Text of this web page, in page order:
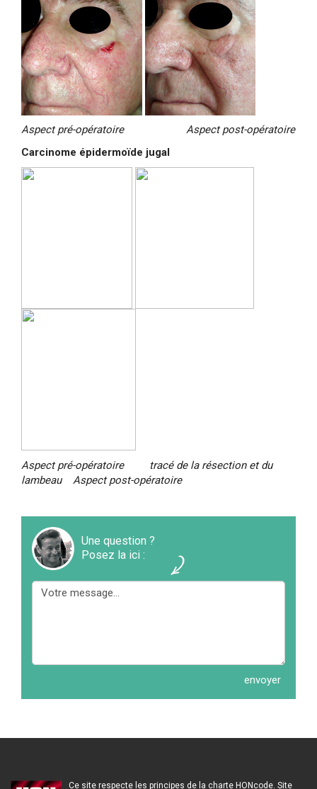
Aspect pré-opératoire Aspect post-opératoire
Carcinome épidermoïde jugal
Aspect pré-opératoire tracé de la résection et du
lambeau Aspect post-opératoire
Une question ?
Posez la ici :
Ce site respecte les principes de la charte HONcode. Site